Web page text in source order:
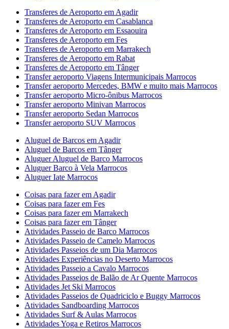
Transferes de Aeroporto em Agadir
Transferes de Aeroporto em Casablanca
Transferes de Aeroporto em Essaouira
Transferes de Aeroporto em Fes
Transferes de Aeroporto em Marrakech
Transferes de Aeroporto em Rabat
Transferes de Aeroporto em Tânger
Transfer aeroporto Viagens Intermunicipais Marrocos
Transfer aeroporto Mercedes, BMW e muito mais Marrocos
Transfer aeroporto Micro-ônibus Marrocos
Transfer aeroporto Minivan Marrocos
Transfer aeroporto Sedan Marrocos
Transfer aeroporto SUV Marrocos
Aluguel de Barcos em Agadir
Aluguel de Barcos em Tânger
Aluguer Aluguel de Barco Marrocos
Aluguer Barco à Vela Marrocos
Aluguer Iate Marrocos
Coisas para fazer em Agadir
Coisas para fazer em Fes
Coisas para fazer em Marrakech
Coisas para fazer em Tânger
Atividades Passeio de Barco Marrocos
Atividades Passeio de Camelo Marrocos
Atividades Passeios de um Dia Marrocos
Atividades Experiências no Deserto Marrocos
Atividades Passeio a Cavalo Marrocos
Atividades Passeios de Balão de Ar Quente Marrocos
Atividades Jet Ski Marrocos
Atividades Passeios de Quadriciclo e Buggy Marrocos
Atividades Sandboarding Marrocos
Atividades Surf & Aulas Marrocos
Atividades Yoga e Retiros Marrocos